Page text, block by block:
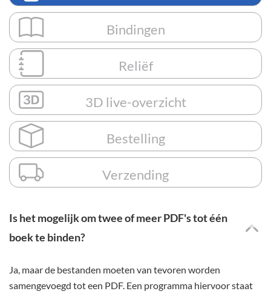
Bindingen
Reliëf
3D live-overzicht
Bestelling
Verzending
Is het mogelijk om twee of meer PDF's tot één
boek te binden?
Ja, maar de bestanden moeten van tevoren worden
samengevoegd tot een PDF. Een programma hiervoor staat